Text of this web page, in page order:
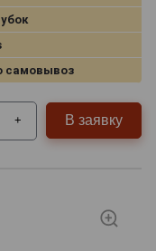
самовывоз
+ В заявку